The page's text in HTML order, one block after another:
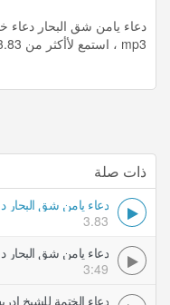
دعاء يامن شق البحار
mp3 ، استمع لأأكثر من 3.83 دقيقة من أدعية المميزة مجانا.
ذات صلة
دعاء يامن شق البحار
3.83
دعاء يامن شق البحار
3:49